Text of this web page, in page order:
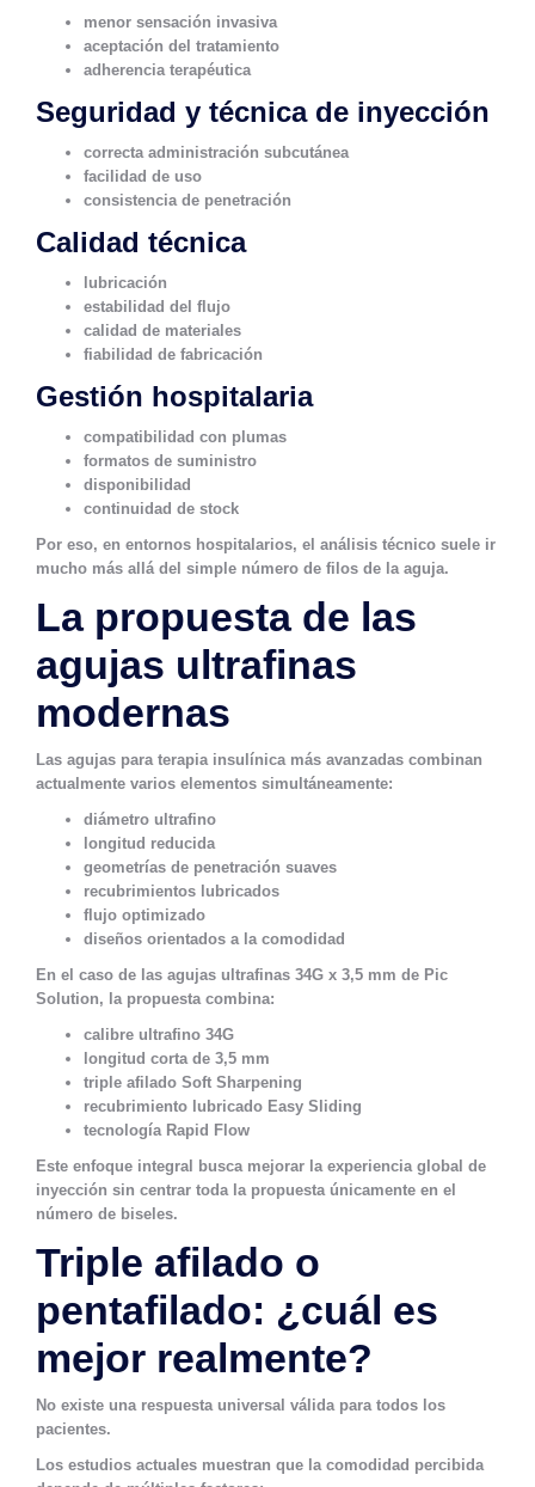
menor sensación invasiva
aceptación del tratamiento
adherencia terapéutica
Seguridad y técnica de inyección
correcta administración subcutánea
facilidad de uso
consistencia de penetración
Calidad técnica
lubricación
estabilidad del flujo
calidad de materiales
fiabilidad de fabricación
Gestión hospitalaria
compatibilidad con plumas
formatos de suministro
disponibilidad
continuidad de stock
Por eso, en entornos hospitalarios, el análisis técnico suele ir
mucho más allá del simple número de filos de la aguja.
La propuesta de las
agujas ultrafinas
modernas
Las agujas para terapia insulínica más avanzadas combinan
actualmente varios elementos simultáneamente:
diámetro ultrafino
longitud reducida
geometrías de penetración suaves
recubrimientos lubricados
flujo optimizado
diseños orientados a la comodidad
En el caso de las agujas ultrafinas 34G x 3,5 mm de Pic
Solution, la propuesta combina:
calibre ultrafino 34G
longitud corta de 3,5 mm
triple afilado Soft Sharpening
recubrimiento lubricado Easy Sliding
tecnología Rapid Flow
Este enfoque integral busca mejorar la experiencia global de
inyección sin centrar toda la propuesta únicamente en el
número de biseles.
Triple afilado o
pentafilado: ¿cuál es
mejor realmente?
No existe una respuesta universal válida para todos los
pacientes.
Los estudios actuales muestran que la comodidad percibida